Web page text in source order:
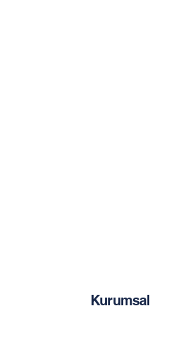
Kurumsal